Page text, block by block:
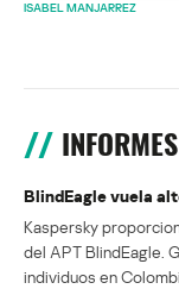
ISABEL MANJARREZ
INFORMES
BlindEagle vuela
Kaspersky
del APT BlindEagle.
individuos en